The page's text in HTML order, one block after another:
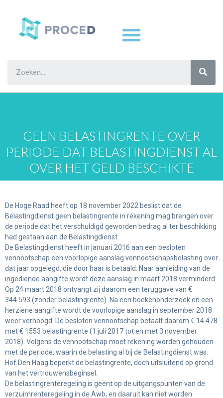
GEEN BELASTINGRENTE OVER
PERIODE DAT BELASTINGDIENST AL
OVER HET GELD BESCHIKTE
De Hoge Raad heeft op 18 november 2022 beslist dat de
Belastingdienst geen belastingrente in rekening mag brengen over
de periode dat het verschuldigd geworden bedrag al ter beschikking
had gestaan aan de Belastingdienst.
De Belastingdienst heeft in januari 2016 aan een besloten
vennootschap een voorlopige aanslag vennootschapsbelasting over
dat jaar opgelegd, die door haar is betaald. Naar aanleiding van de
ingediende aangifte wordt deze aanslag in maart 2018 verminderd.
Op 24 maart 2018 ontvangt zij daarom een teruggave van €
344.593 (zonder belastingrente). Na een boekenonderzoek en een
herziene aangifte wordt de voorlopige aanslag in september 2018
weer verhoogd. De besloten vennootschap betaalt daarom € 14.478
met € 1553 belastingrente (1 juli 2017 tot en met 3 november
2018). Volgens de vennootschap moet rekening worden gehouden
met de periode, waarin de belasting al bij de Belastingdienst was.
Hof Den Haag beperkt de belastingrente, doch uitsluitend op grond
van het vertrouwensbeginsel.
De belastingrenteregeling is geënt op de uitgangspunten van de
verzuimrenteregeling in de Awb, en daaruit kan niet worden